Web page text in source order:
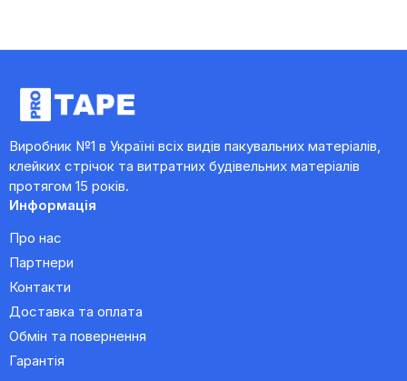
Виробник №1 в Україні всіх видів пакувальних матеріалів,
клейких стрічок та витратних будівельних матеріалів
протягом 15 років.
Информація
Про нас
Партнери
Контакти
Доставка та оплата
Обмін та повернення
Гарантія